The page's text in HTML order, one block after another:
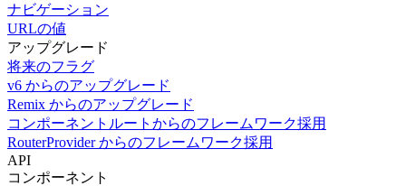
ナビゲーション
URLの値
アップグレード
将来のフラグ
v6 からのアップグレード
Remix からのアップグレード
コンポーネントルートからのフレームワーク採用
RouterProvider からのフレームワーク採用
API
コンポーネント